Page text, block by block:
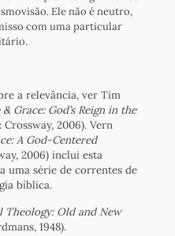
Ele não é neutro,
com uma particular
a relevância, ver Tim
& Grace: God’s Reign in the
2006). Vern
A God-Centered
2006) inclui esta
uma série de correntes de
bíblica.
Theology: Old and New
1948).